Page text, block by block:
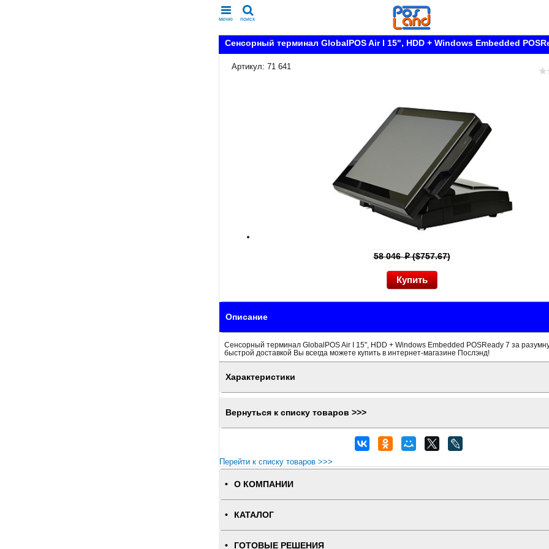
меню поиск
Сенсорный терминал GlobalPOS Air I 15", HDD + Windows Embedded
Артикул: 71 641
58 046p($757.67)
Описание
Сенсорный терминал GlobalPOS Air I 15", HDD + Windows Embedded POSReady 7 за
быстрой доставкой Вы всегда можете купить в интернет-магазине Послэнд!
Характеристики
Вернуться к списку товаров >>>
Перейти к списку товаров >>>
О КОМПАНИИ
КАТАЛОГ
ГОТОВЫЕ РЕШЕНИЯ